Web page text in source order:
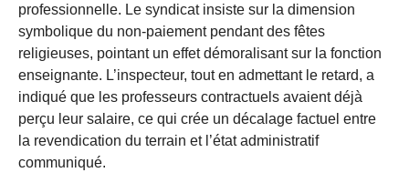
professionnelle. Le syndicat insiste sur la dimension
symbolique du non-paiement pendant des fêtes
religieuses, pointant un effet démoralisant sur la fonction
enseignante. L’inspecteur, tout en admettant le retard, a
indiqué que les professeurs contractuels avaient déjà
perçu leur salaire, ce qui crée un décalage factuel entre
la revendication du terrain et l’état administratif
communiqué.